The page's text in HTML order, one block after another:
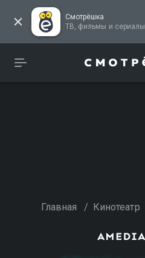
Смотрёшка
ТВ, фильмы и сериалы
Главная / Кинотеатр